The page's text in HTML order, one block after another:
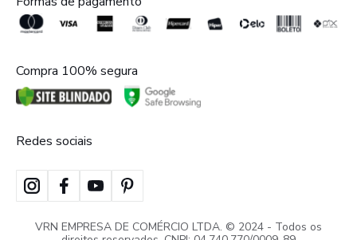
Compra 100% segura
Redes sociais
VRN EMPRESA DE COMÉRCIO LTDA. © 2024 - Todos os